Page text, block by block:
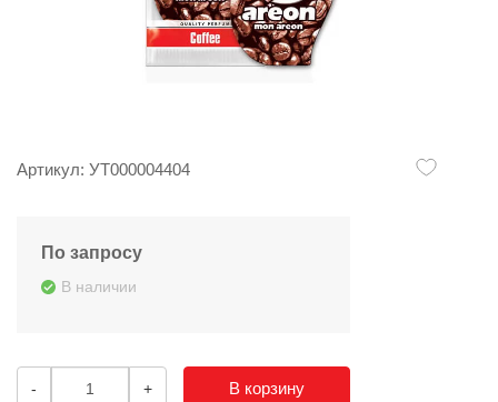
Артикул: УТ000004404
По запросу
В наличии
- + В корзину